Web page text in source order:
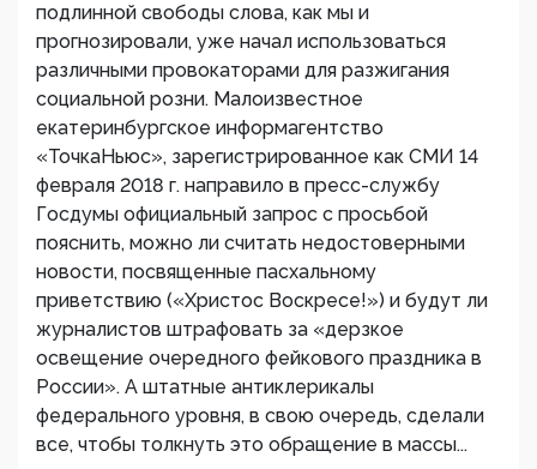
подлинной свободы слова, как мы и
прогнозировали, уже начал использоваться
различными провокаторами для разжигания
социальной розни. Малоизвестное
екатеринбургское информагентство
«ТочкаНьюс», зарегистрированное как СМИ 14
февраля 2018 г. направило в пресс-службу
Госдумы официальный запрос с просьбой
пояснить, можно ли считать недостоверными
новости, посвященные пасхальному
приветствию («Христос Воскресе!») и будут ли
журналистов штрафовать за «дерзкое
освещение очередного фейкового праздника в
России». А штатные антиклерикалы
федерального уровня, в свою очередь, сделали
все, чтобы толкнуть это обращение в массы...